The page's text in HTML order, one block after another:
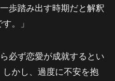
歩踏み出す時期だと解釈
。」
必ず恋愛が成就するとい
かし、過度に不安を抱